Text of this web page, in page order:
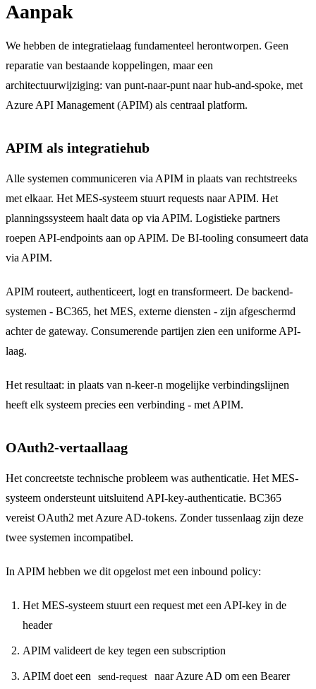
Aanpak
We hebben de integratielaag fundamenteel herontworpen. Geen
reparatie van bestaande koppelingen, maar een
architectuurwijziging: van punt-naar-punt naar hub-and-spoke, met
Azure API Management (APIM) als centraal platform.
APIM als integratiehub
Alle systemen communiceren via APIM in plaats van rechtstreeks
met elkaar. Het MES-systeem stuurt requests naar APIM. Het
planningssysteem haalt data op via APIM. Logistieke partners
roepen API-endpoints aan op APIM. De BI-tooling consumeert data
via APIM.
APIM routeert, authenticeert, logt en transformeert. De backend-
systemen - BC365, het MES, externe diensten - zijn afgeschermd
achter de gateway. Consumerende partijen zien een uniforme API-
laag.
Het resultaat: in plaats van n-keer-n mogelijke verbindingslijnen
heeft elk systeem precies een verbinding - met APIM.
OAuth2-vertaallaag
Het concreetste technische probleem was authenticatie. Het MES-
systeem ondersteunt uitsluitend API-key-authenticatie. BC365
vereist OAuth2 met Azure AD-tokens. Zonder tussenlaag zijn deze
twee systemen incompatibel.
In APIM hebben we dit opgelost met een inbound policy:
Het MES-systeem stuurt een request met een API-key in de
header
APIM valideert de key tegen een subscription
APIM doet een send-request
naar Azure AD om een Bearer